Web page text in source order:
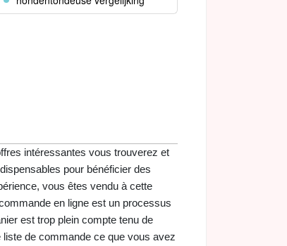
intéressantes vous trouverez et
pour bénéficier des
vous êtes vendu à cette
en ligne est un processus
est trop plein compte tenu de
de commande ce que vous avez